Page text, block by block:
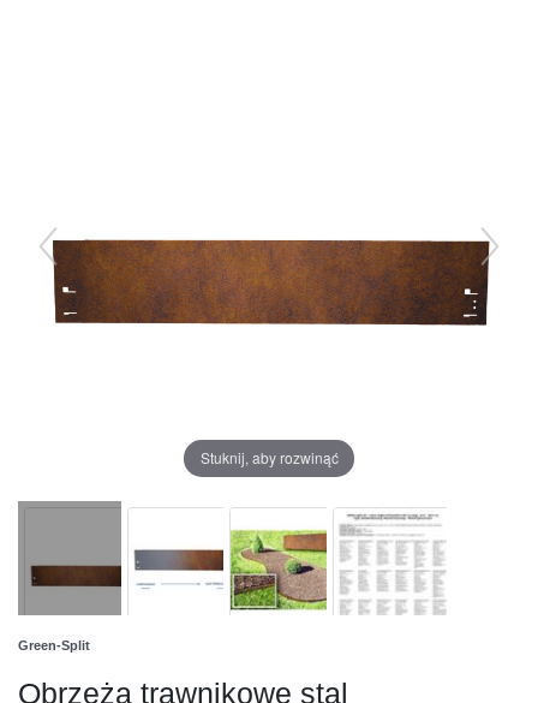
Stuknij, aby rozwinąć
Green-Split
Obrzeża trawnikowe stal